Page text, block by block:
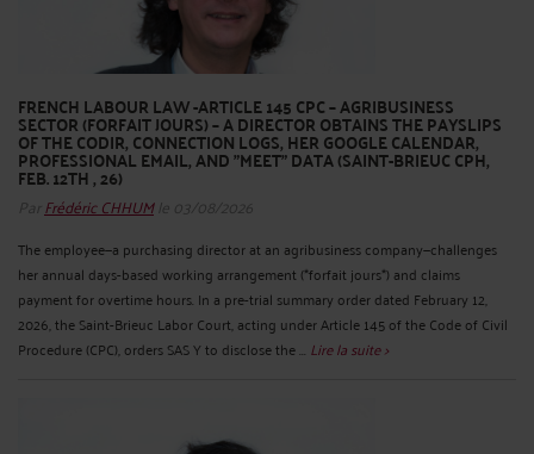
FRENCH LABOUR LAW -ARTICLE 145 CPC – AGRIBUSINESS
SECTOR (FORFAIT JOURS) – A DIRECTOR OBTAINS THE PAYSLIPS
OF THE CODIR, CONNECTION LOGS, HER GOOGLE CALENDAR,
PROFESSIONAL EMAIL, AND "MEET" DATA (SAINT-BRIEUC CPH,
FEB. 12TH , 26)
Par Frédéric CHHUMle 03/08/2026
The employee—a purchasing director at an agribusiness company—challenges
her annual days-based working arrangement (*forfait jours*) and claims
payment for overtime hours. In a pre-trial summary order dated February 12,
2026, the Saint-Brieuc Labor Court, acting under Article 145 of the Code of Civil
Procedure (CPC), orders SAS Y to disclose the ... Lire la suite >